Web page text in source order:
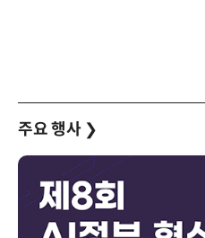
주요 행사 ❯